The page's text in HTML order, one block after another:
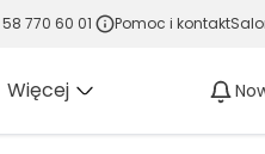
770 60 01 Pomoc i kontakt
Więcej